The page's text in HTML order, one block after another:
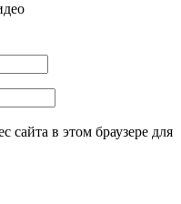
сайта в этом браузере для